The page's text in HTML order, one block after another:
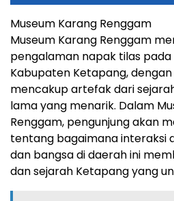
Museum Karang Renggam
Museum Karang Renggam
pengalaman napak tilas pada
Kabupaten Ketapang,
mencakup artefak dari
lama yang menarik. Dalam
Renggam, pengunjung akan
tentang bagaimana interaksi
dan bangsa di daerah ini
dan sejarah Ketapang yang